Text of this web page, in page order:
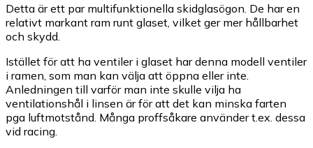
Detta är ett par multifunktionella skidglasögon. De har en
relativt markant ram runt glaset, vilket ger mer hållbarhet
och skydd.
Istället för att ha ventiler i glaset har denna modell ventiler
i ramen, som man kan välja att öppna eller inte.
Anledningen till varför man inte skulle vilja ha
ventilationshål i linsen är för att det kan minska farten
pga luftmotstånd. Många proffsåkare använder t.ex. dessa
vid racing.